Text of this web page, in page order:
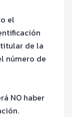
el
de la
número de
NO haber